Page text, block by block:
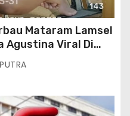
Mataram Lamsel
Agustina Viral Di
Listrik, Kepala
Media